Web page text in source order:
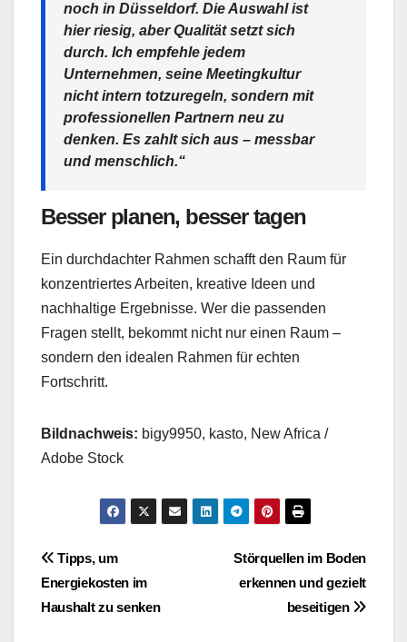
noch in Düsseldorf. Die Auswahl ist
hier riesig, aber Qualität setzt sich
durch. Ich empfehle jedem
Unternehmen, seine Meetingkultur
nicht intern totzuregeln, sondern mit
professionellen Partnern neu zu
denken. Es zahlt sich aus – messbar
und menschlich.“
Besser planen, besser tagen
Ein durchdachter Rahmen schafft den Raum für
konzentriertes Arbeiten, kreative Ideen und
nachhaltige Ergebnisse. Wer die passenden
Fragen stellt, bekommt nicht nur einen Raum –
sondern den idealen Rahmen für echten
Fortschritt.
Bildnachweis: bigy9950, kasto, NewAfrica /
Adobe Stock
BeitragsnavigationStörquellen im Boden
erkennen und gezielt
beseitigen
Tipps, um
Energiekosten im
Haushalt zu senken